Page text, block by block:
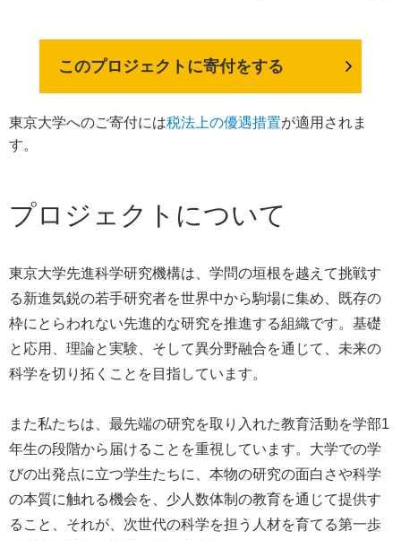
このプロジェクトに寄付をする
東京大学へのご寄付には税法上の優遇措置が適用されま
す。
プロジェクトについて
東京大学先進科学研究機構は、学問の垣根を越えて挑戦す
る新進気鋭の若手研究者を世界中から駒場に集め、既存の
枠にとらわれない先進的な研究を推進する組織です。基礎
と応用、理論と実験、そして異分野融合を通じて、未来の
科学を切り拓くことを目指しています。
また私たちは、最先端の研究を取り入れた教育活動を学部1
年生の段階から届けることを重視しています。大学での学
びの出発点に立つ学生たちに、本物の研究の面白さや科学
の本質に触れる機会を、少人数体制の教育を通じて提供す
ること、それが、次世代の科学を担う人材を育てる第一歩